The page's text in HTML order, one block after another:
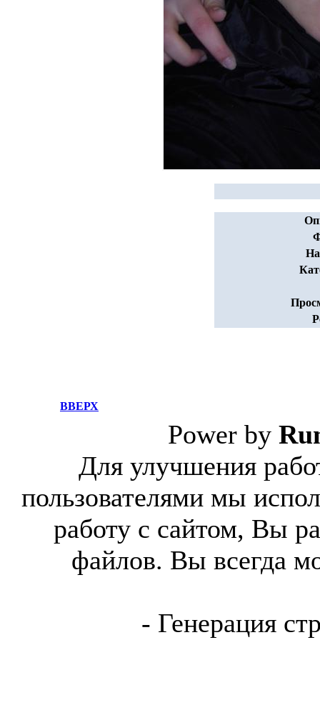
ВВЕРХ
Power by
Для улучшения
пользователями мы
работу с сайтом, Вы
файлов. Вы всегда
- Генерация